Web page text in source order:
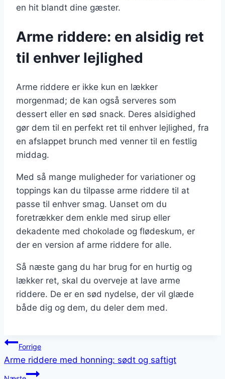
en hit blandt dine gæster.
Arme riddere: en alsidig ret
til enhver lejlighed
Arme riddere er ikke kun en lækker
morgenmad; de kan også serveres som
dessert eller en sød snack. Deres alsidighed
gør dem til en perfekt ret til enhver lejlighed, fra
en afslappet brunch med venner til en festlig
middag.
Med så mange muligheder for variationer og
toppings kan du tilpasse arme riddere til at
passe til enhver smag. Uanset om du
foretrækker dem enkle med sirup eller
dekadente med chokolade og flødeskum, er
der en version af arme riddere for alle.
Så næste gang du har brug for en hurtig og
lækker ret, skal du overveje at lave arme
riddere. De er en sød nydelse, der vil glæde
både dig og dem, du deler dem med.
Indlægsnavigation
Forrige
Arme riddere med honning: sødt og saftigt